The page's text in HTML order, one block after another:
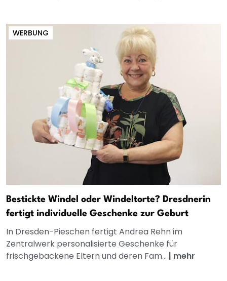
WERBUNG
Bestickte Windel oder Windeltorte? Dresdnerin
fertigt individuelle Geschenke zur Geburt
In Dresden-Pieschen fertigt Andrea Rehn im
Zentralwerk personalisierte Geschenke für
frischgebackene Eltern und deren Fam... | mehr